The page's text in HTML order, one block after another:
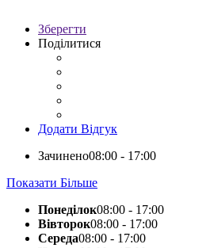
Зберегти
Поділитися
Додати Відгук
Зачинено08:00 - 17:00
Показати Більше
Понеділок08:00 - 17:00
Вівторок08:00 - 17:00
Середа08:00 - 17:00